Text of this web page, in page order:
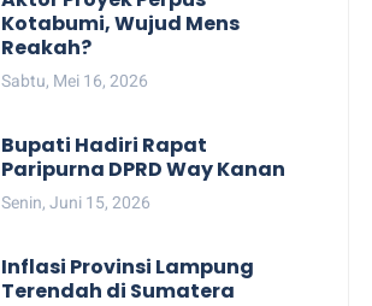
Kotabumi, Wujud Mens
Reakah?
Sabtu, Mei 16, 2026
Bupati Hadiri Rapat
Paripurna DPRD Way Kanan
Senin, Juni 15, 2026
Inflasi Provinsi Lampung
Terendah di Sumatera